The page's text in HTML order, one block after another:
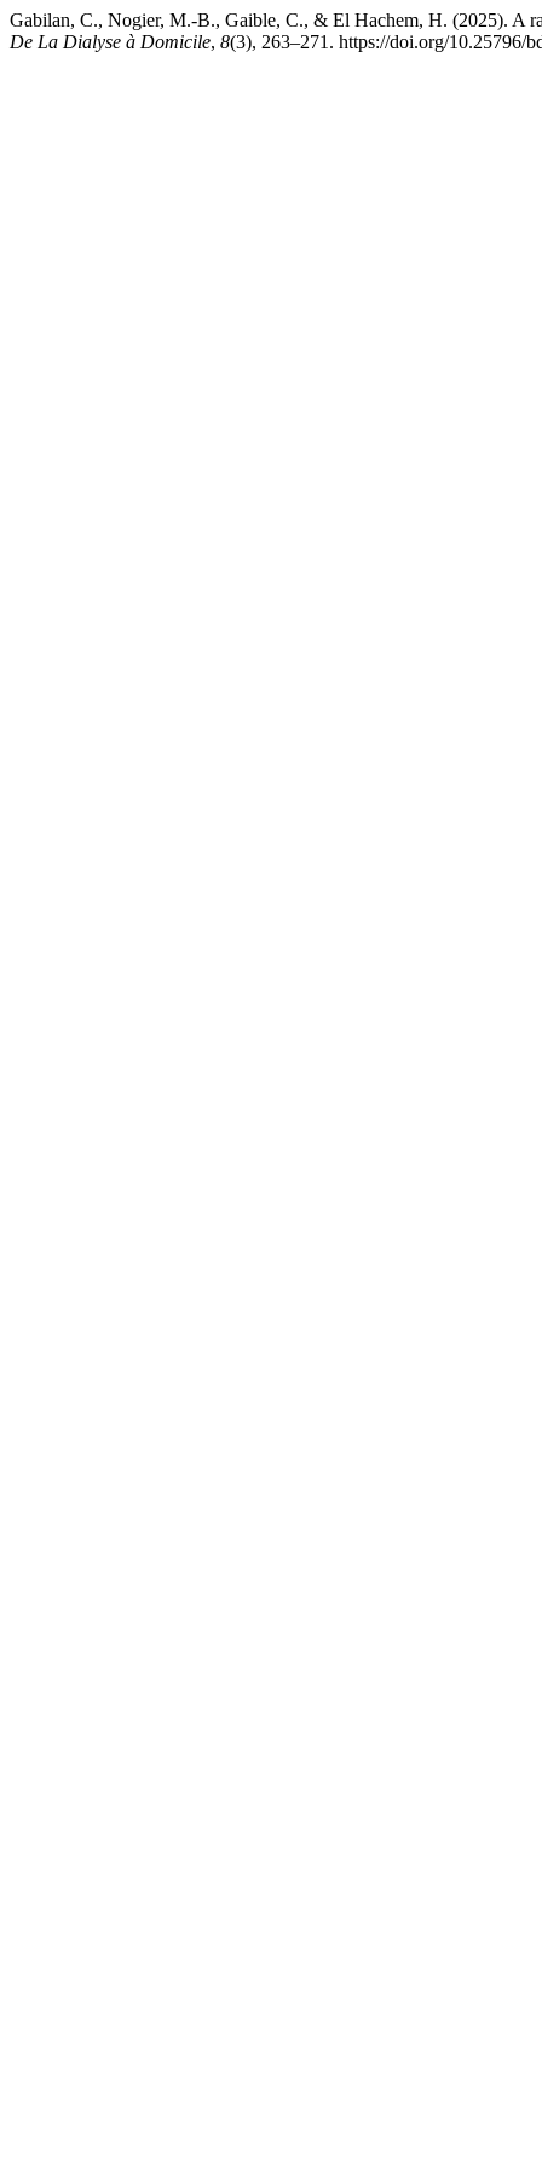
Gabilan, C., Nogier, M.-B., Gaible, C., & El Hachem, H. (2025). A
De La Dialyse à Domicile, 8(3), 263–271. https://doi.org/10.25796/